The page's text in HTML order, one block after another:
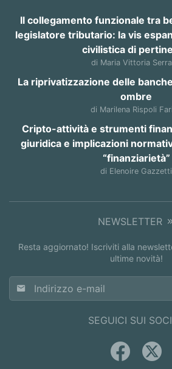
Il collegamento funzionale tra
legislatore tributario: la vis
civilistica di
di Maria Vittoria
La riprivatizzazione delle
ombre
di Marilena Rispoli
Cripto-attività e strumenti
giuridica e implicazioni
“finanziarietà”
di Elenoire Gazzetti
NEWSLETTER
Resta aggiornato! Iscriviti alla
ultime novità!
SEGUICI SUI